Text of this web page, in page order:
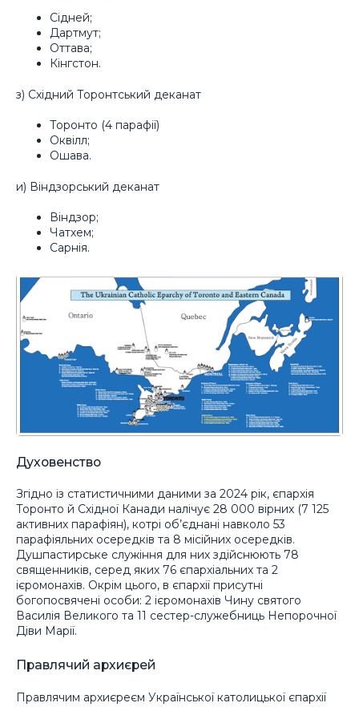
Сідней;
Дартмут;
Оттава;
Кінгстон.
з) Східний Торонтський деканат
Торонто (4 парафії)
Оквілл;
Ошава.
и) Віндзорський деканат
Віндзор;
Чатхем;
Сарнія.
Духовенство
Згідно із статистичними даними за 2024 рік, єпархія
Торонто й Східної Канади налічує 28 000 вірних (7 125
активних парафіян), котрі об’єднані навколо 53
парафіяльних осередків та 8 місійних осередків.
Душпастирське служіння для них здійснюють 78
священників, серед яких 76 єпархіальних та 2
ієромонахів. Окрім цього, в єпархії присутні
богопосвячені особи: 2 ієромонахів Чину святого
Василія Великого та 11 сестер-служебниць Непорочної
Діви Марії.
Правлячий архиєрей
Правлячим архиєреєм Української католицької єпархії